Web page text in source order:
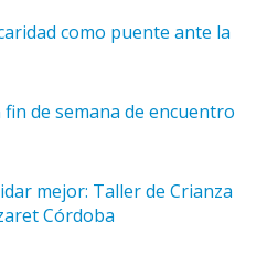
como puente ante la
de semana de encuentro
mejor: Taller de Crianza
Córdoba